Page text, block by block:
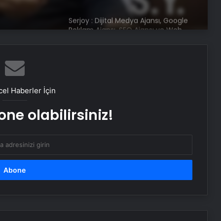
UETDS Nedir ? Uetds.com İle Akıllı
Bahçe Mobilyaları Nasıl Seçilir
Yıkama Hizmetleri
Haberler İçin
olabilirsiniz!